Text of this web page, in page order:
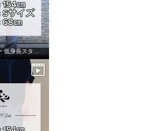
ARIKI ピーツー 低身長スタッフがはいてみました！